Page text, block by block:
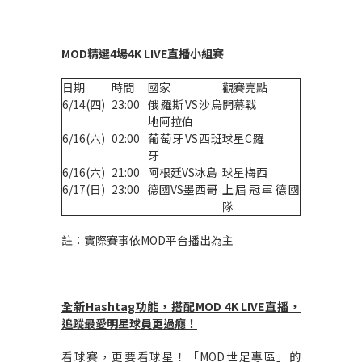
MOD精選4場4K LIVE直播小組賽
日期 時間 國家
觀賽亮點
6/14(四) 23:00 俄羅斯VS沙烏
地阿拉伯
開幕戰
6/16(六) 02:00 葡萄牙VS西班
牙
球星C羅
6/16(六) 21:00 阿根廷VS冰島 球星梅西
6/17(日) 23:00 德國VS墨西哥 上屆冠軍德國
隊
註：實際賽事依MOD平台播出為主
全新Hashtag功能，搭配MOD 4K LIVE直播，
追蹤最愛明星球員更過癮！
看球賽，更要看球星！「MOD世足專區」的